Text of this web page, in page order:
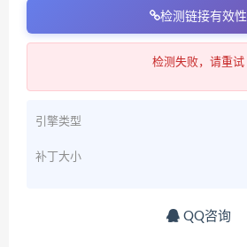
检测链接有效性
检测失败，请重试
引擎类型
补丁大小
QQ咨询